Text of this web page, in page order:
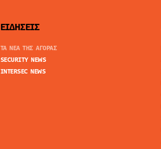
ΕΙΔΗΣΕΙΣ
ΤΑ ΝΕΑ ΤΗΣ ΑΓΟΡΑΣ
SECURITY NEWS
INTERSEC NEWS